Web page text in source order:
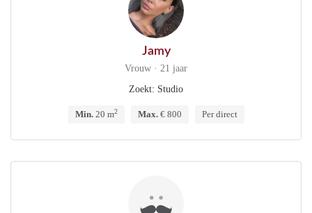
Jamy
Vrouw · 21 jaar
Zoekt: Studio
Min.20 m2 Max.€ 800 Per direct